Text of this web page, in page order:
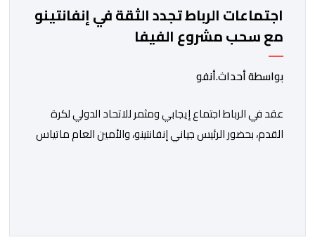
اجتماعات الرباط تجدد الثقة في إنفانتينو
مع سحب مشروع الفيفا
بواسطة أحداث.أنفو
عقد في الرباط اجتماع إيجابي ومثمر للاتحاد الدولي لكرة
القدم، بحضور الرئيس جياني إنفانتينو، والأمين العام ماتياس
المسؤول الوحيد المباشر والمنتخب من قِبل 211 اتحادا […]